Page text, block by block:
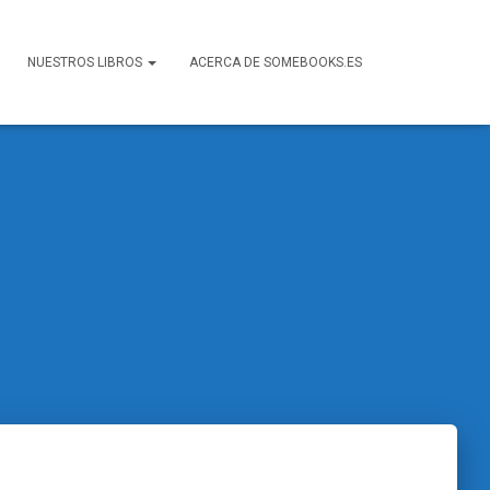
NUESTROS LIBROS ACERCA DE SOMEBOOKS.ES